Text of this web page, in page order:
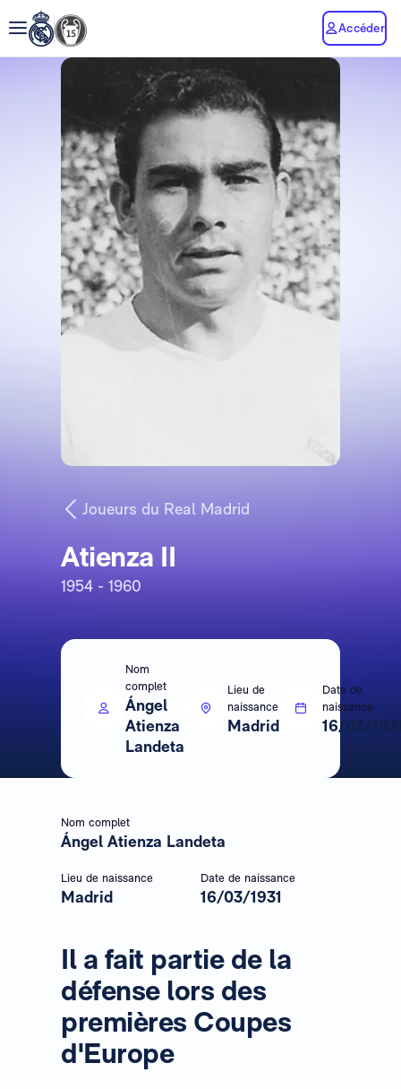
Accéder
Joueurs du Real Madrid
Atienza II
1954 - 1960
Nom
complet
Ángel
Atienza
Landeta
Lieu de
naissance
Madrid
Date de
naissance
16/03/
Nom complet
Ángel Atienza Landeta
Lieu de naissance
Madrid
Date de naissance
16/03/1931
Il a fait partie de la
défense lors des
premières Coupes
d'Europe